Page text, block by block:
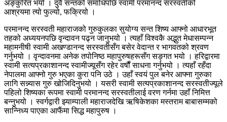
अङ्कुरित भयो । दुवै सन्तको समाधिपछि स्वामी परमानन्द सरस्वतीको
आश्रयमा त्यो फुल्यो, फक्रियो ।
परमानन्द सरस्वती महाराजको गुरुकुलका सुयोग्य सन्त शिष्य आफ्नो आधारभूत
तहको अध्ययनपछि वृन्दावन पढ्न जानुभयो । त्यहाँ विश्वकै अद्भुत मेधासम्पन्न
महामनीषी स्वामी अखण्डानन्द सरस्वतीसँग बसेर वेदान्त र भागवतको श्रवण
गर्नुभयो । वृन्दावनमा अनेक तपोनिष्ठ महापुरुषहरूसँग सङ्गत भयो । हरिद्वारमा
स्वामी सत्यप्रकाशानन्द स्वामीज्यूसँग रहेर वर्षौं साधना गर्नुभयो । त्यहाँ रहँदा
नेपालमा आफ्नो गुरु भएका कुरा पनि उठे । उहाँ स्वयं पुल बनेर आफ्ना गुरुका
लागि सन्न्यास गुरु खोजिदिनुभयो । यसरी स्वामी सत्यप्रकाशानन्द सरस्वतीज्यूले
पहिलो शिष्यका रूपमा स्वामी परमानन्द सरस्वतीलाई वरण गर्नमा उहाँ निमित्त
बन्नुभयो । स्वर्गद्वारी झ्याम्पाली महाराजदेखि ऋषिकेशका मस्तराम बाबासम्मको
सान्निध्य पाएका आफैंमा सिद्ध महापुरुष ।